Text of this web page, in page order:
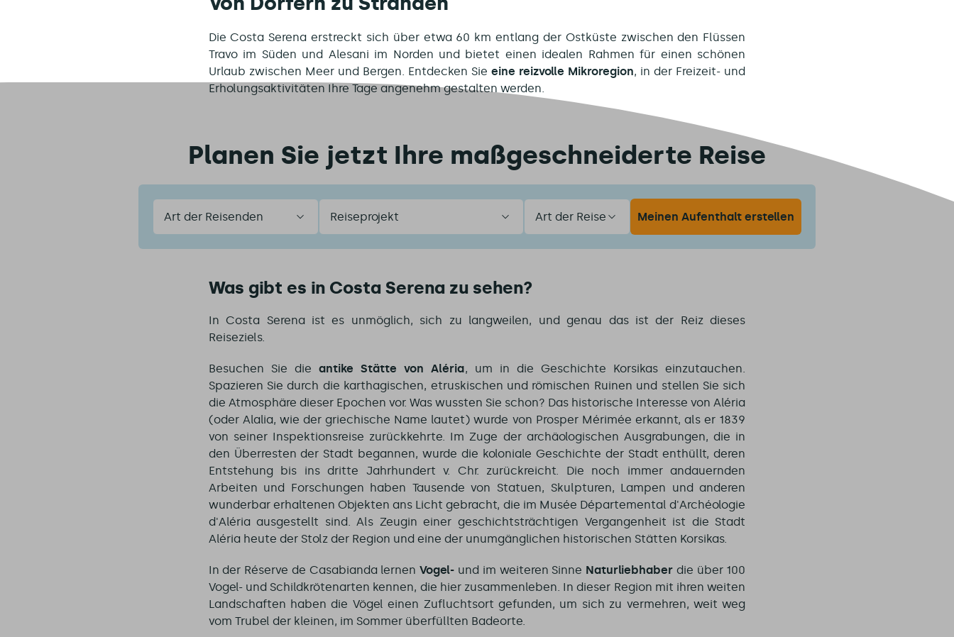
Die Costa Serena erstreckt sich über etwa 60 km entlang der Ostküste zwischen den Flüssen
Travo im Süden und Alesani im Norden und bietet einen idealen Rahmen für einen schönen
Urlaub zwischen Meer und Bergen. Entdecken Sieeine reizvolle Mikroregion, in der Freizeit- und
Erholungsaktivitäten Ihre Tage angenehm gestalten werden.
Planen Sie jetzt Ihre maßgeschneiderte Reise
Art
der
Reisenden
Reiseprojekt
Art
der
Reise
Was gibt es in Costa Serena zu sehen?
In Costa Serena ist es unmöglich, sich zu langweilen, und genau das ist der Reiz dieses
Reiseziels.
Besuchen Sie dieantike Stätte von Aléria, um in die Geschichte Korsikas einzutauchen.
Spazieren Sie durch die karthagischen, etruskischen und römischen Ruinen und stellen Sie sich
die Atmosphäre dieser Epochen vor. Was wussten Sie schon? Das historische Interesse von Aléria
(oder Alalia, wie der griechische Name lautet) wurde von Prosper Mérimée erkannt, als er 1839
von seiner Inspektionsreise zurückkehrte. Im Zuge der archäologischen Ausgrabungen, die in
den Überresten der Stadt begannen, wurde die koloniale Geschichte der Stadt enthüllt, deren
Entstehung bis ins dritte Jahrhundert v. Chr. zurückreicht. Die noch immer andauernden
Arbeiten und Forschungen haben Tausende von Statuen, Skulpturen, Lampen und anderen
wunderbar erhaltenen Objekten ans Licht gebracht, die im Musée Départemental d'Archéologie
d'Aléria ausgestellt sind. Als Zeugin einer geschichtsträchtigen Vergangenheit ist die Stadt
Aléria heute der Stolz der Region und eine der unumgänglichen historischen Stätten Korsikas.
In der Réserve de Casabianda lernenVogel- und im weiteren Sinne Naturliebhaber die über 100
Vogel- und Schildkrötenarten kennen, die hier zusammenleben. In dieser Region mit ihren weiten
Landschaften haben die Vögel einen Zufluchtsort gefunden, um sich zu vermehren, weit weg
vom Trubel der kleinen, im Sommer überfüllten Badeorte.